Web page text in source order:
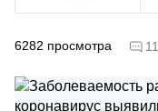
6282 просмотра 11